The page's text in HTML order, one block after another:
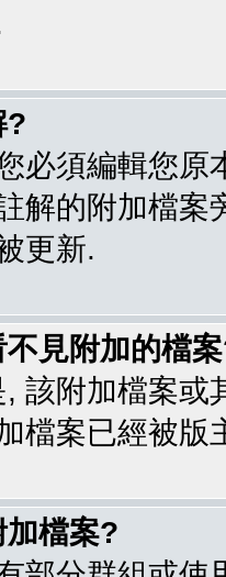
?
必須編輯您
解的附加檔案
更新.
見附加的檔
該附加檔案
檔案已經被版
檔案?